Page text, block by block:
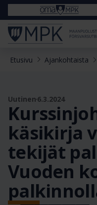
Etusivu Ajankohtaista
Uutinen 6.3.2024
käsikirja
tekijät
Vuoden